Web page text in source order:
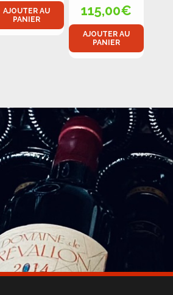
AJOUTER AU
PANIER
115,00€
AJOUTER AU
PANIER